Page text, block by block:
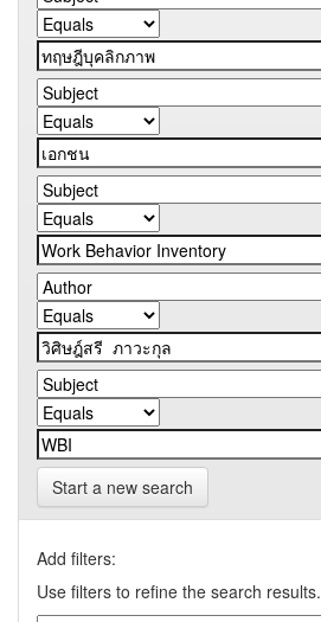
Start a new search
Add filters:
Use filters to refine the search results.